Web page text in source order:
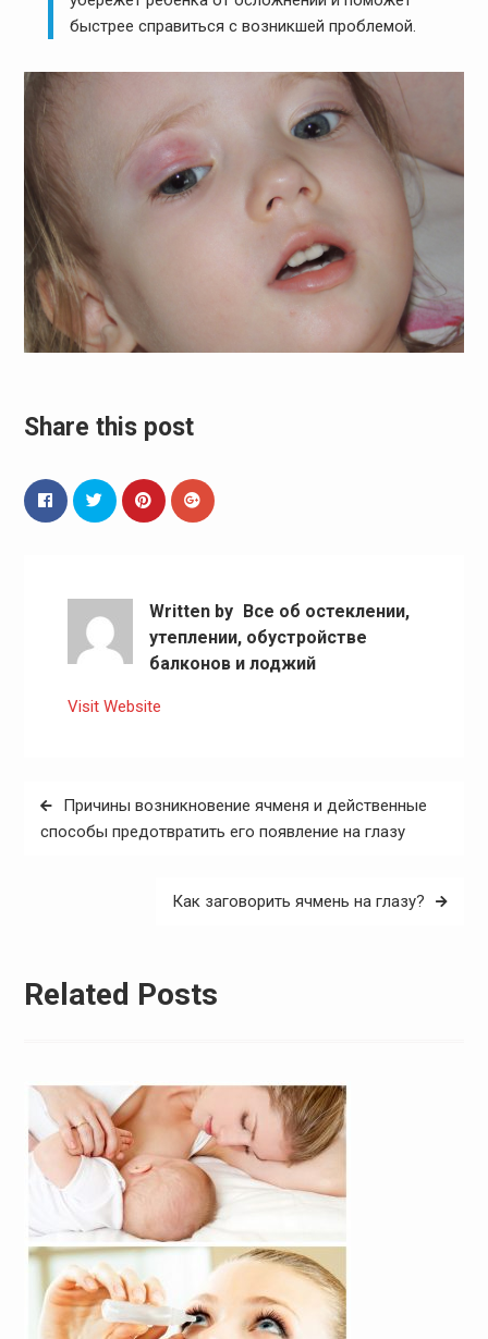
быстрее справиться с возникшей проблемой.
Share this post
Written by Все об остеклении,
утеплении, обустройстве
балконов и лоджий
Visit Website
Навигация
по
Причины возникновение ячменя и действенные
способы предотвратить его появление на глазу
Как заговорить ячмень на глазу?
Related Posts